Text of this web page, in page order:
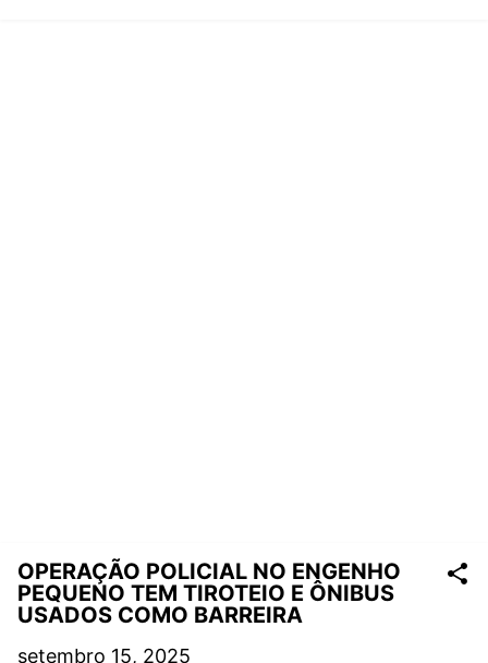
OPERAÇÃO POLICIAL NO ENGENHO
PEQUENO TEM TIROTEIO E ÔNIBUS
USADOS COMO BARREIRA
setembro 15, 2025